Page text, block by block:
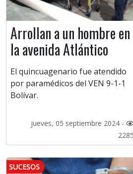
Arrollan a un hombre en
la avenida Atlántico
El quincuagenario fue atendido
por paramédicos del VEN 9-1-1
Bolívar.
jueves, 05 septiembre 2024 -
2285
SUCESOS